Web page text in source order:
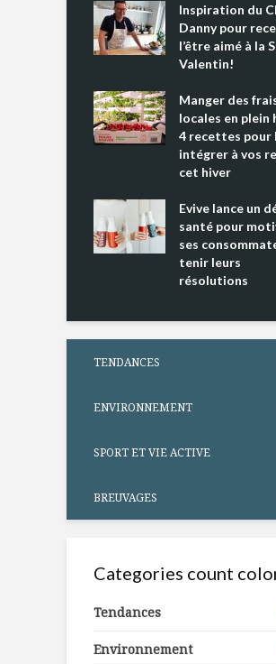
Inspiration du
Danny pour
l’être aimé à la
Valentin!
Manger des
locales en plein
4 recettes pour
intégrer à vos
cet hiver
Evive lance un
santé pour
ses
tenir leurs
résolutions
TENDANCES
ENVIRONNEMENT
SPORT ET VIE ACTIVE
BREUVAGES
Categories count
Tendances
Environnement